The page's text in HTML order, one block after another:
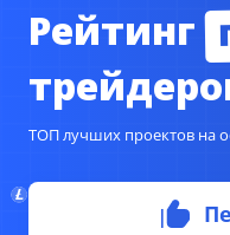
©
Рейтинг
ТОП лучших проектов на